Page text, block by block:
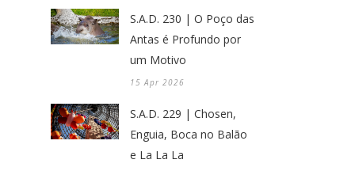
S.A.D. 230 | O Poço das
Antas é Profundo por
um Motivo
15 Apr 2026
S.A.D. 229 | Chosen,
Enguia, Boca no Balão
e La La La